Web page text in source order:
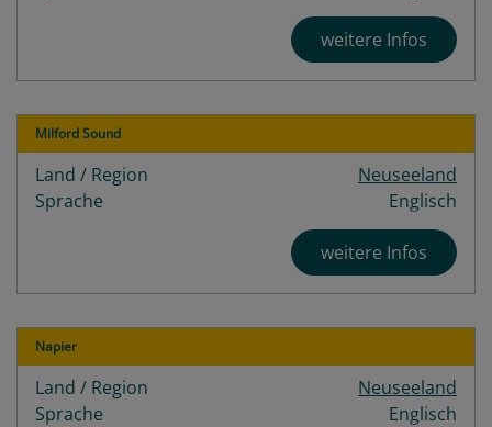
weitere Infos
Milford Sound
Land / Region
Neuseeland
Sprache
Englisch
weitere Infos
Napier
Land / Region
Neuseeland
Sprache
Englisch